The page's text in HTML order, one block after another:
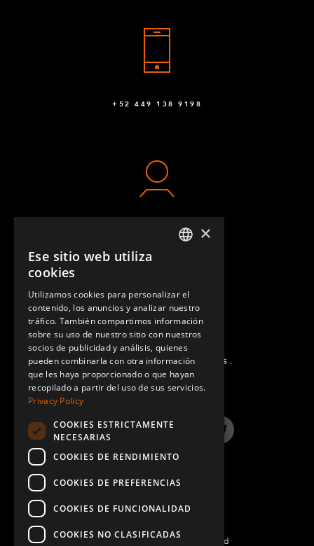
+52 449 138 9198
CONTACTO
PREGUNTAS MÁS FRECUENTES.
LinkedIn InstagramTwitter
©2022 FlexQube – All rights reserved
×
Ese sitio web utiliza
cookies
Utilizamos cookies para personalizar el
contenido, los anuncios y analizar nuestro
tráfico. También compartimos información
sobre su uso de nuestro sitio con nuestros
socios de publicidad y análisis, quienes
pueden combinarla con otra información
que les haya proporcionado o que hayan
recopilado a partir del uso de sus servicios.
Privacy Policy
COOKIES ESTRICTAMENTE
NECESARIAS
COOKIES DE RENDIMIENTO
COOKIES DE PREFERENCIAS
COOKIES DE FUNCIONALIDAD
COOKIES NO CLASIFICADAS